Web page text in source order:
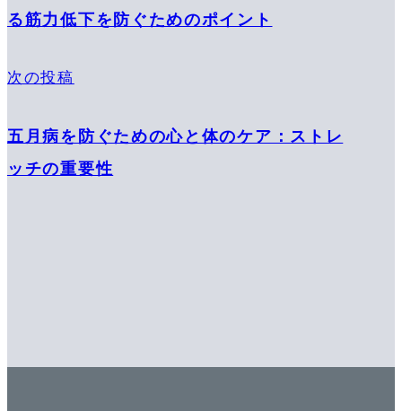
る筋力低下を防ぐためのポイント
次の投稿
五月病を防ぐための心と体のケア：ストレ
ッチの重要性